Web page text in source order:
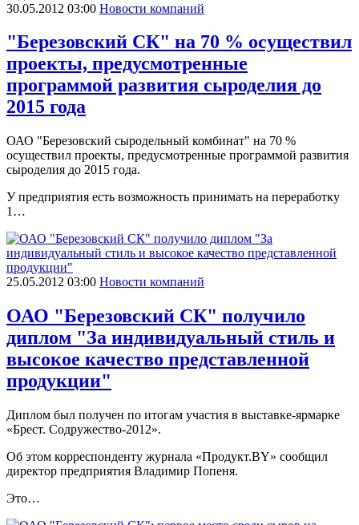
30.05.2012 03:00 Новости компаний
"Березовский СК" на 70 % осуществил
проекты, предусмотренные
программой развития сыроделия до
2015 года
ОАО "Березовский сыродельный комбинат" на 70 %
осуществил проекты, предусмотренные программой развития
сыроделия до 2015 года.
У предприятия есть возможность принимать на переработку
1…
25.05.2012 03:00 Новости компаний
ОАО "Березовский СК" получило
диплом "За индивидуальный стиль и
высокое качество представленной
продукции"
Диплом был получен по итогам участия в выставке-ярмарке
«Брест. Содружество-2012».
Об этом корреспонденту журнала «Продукт.BY» сообщил
директор предприятия Владимир Попеня.
Это…